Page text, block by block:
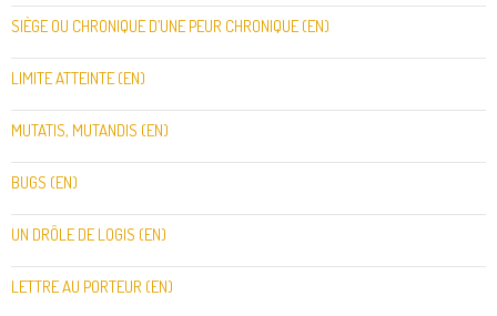
SIÈGE OU CHRONIQUE D’UNE PEUR CHRONIQUE (EN)
LIMITE ATTEINTE (EN)
MUTATIS, MUTANDIS (EN)
BUGS (EN)
UN DRÔLE DE LOGIS (EN)
LETTRE AU PORTEUR (EN)